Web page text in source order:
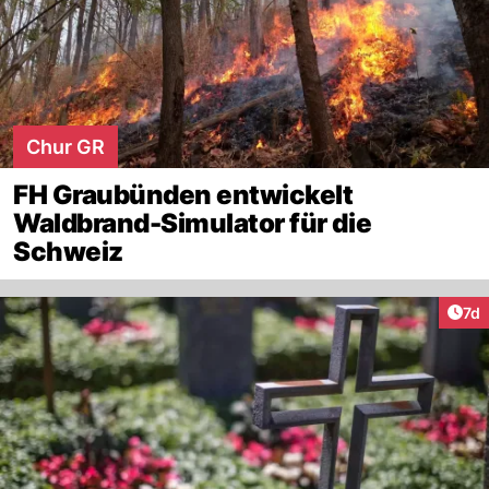
Chur GR
FH Graubünden entwickelt
Waldbrand-Simulator für die
Schweiz
7d